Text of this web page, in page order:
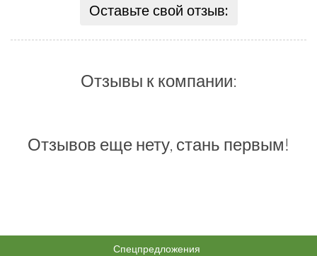
Оставьте свой отзыв:
Отзывы к компании:
Отзывов еще нету, стань первым!
Спецпредложения